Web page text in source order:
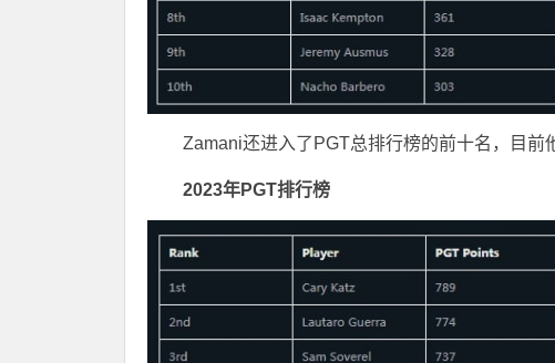
Zamani还进入了PGT总排行榜的前十名，目前
2023年PGT排行榜